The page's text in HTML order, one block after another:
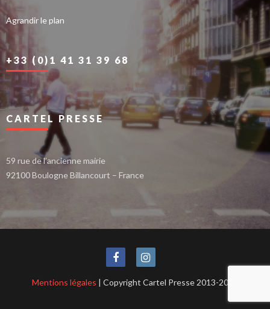
Agrandir le plan
+33 (0)1 41 31 39 68
CARTEL PRESSE
59 rue de l’ancienne mairie
92100 Boulogne Billancourt – France
Mentions légales | Copyright Cartel Presse 2013-2021